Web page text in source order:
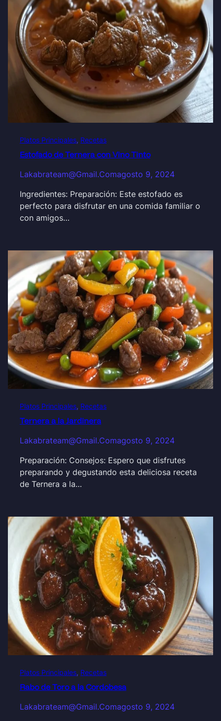
Platos Principales, Recetas
Estofado de Ternera con Vino Tinto
Lakabrateam@gmail.comagosto 9, 2024
Ingredientes: Preparación: Este estofado es
perfecto para disfrutar en una comida familiar o
con amigos…
Platos Principales, Recetas
Ternera a la Jardinera
Lakabrateam@gmail.comagosto 9, 2024
Preparación: Consejos: Espero que disfrutes
preparando y degustando esta deliciosa receta
de Ternera a la…
Platos Principales, Recetas
Rabo de Toro a la Cordobesa
Lakabrateam@gmail.comagosto 9, 2024